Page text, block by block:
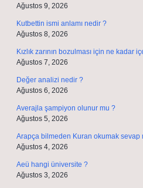
Ağustos 9, 2026
Kutbettin ismi anlamı nedir ?
Ağustos 8, 2026
Kızlık zarının bozulması için ne kadar
Ağustos 7, 2026
Değer analizi nedir ?
Ağustos 6, 2026
Averajla şampiyon olunur mu ?
Ağustos 5, 2026
Arapça bilmeden Kuran okumak sevap
Ağustos 4, 2026
Aeü hangi üniversite ?
Ağustos 3, 2026